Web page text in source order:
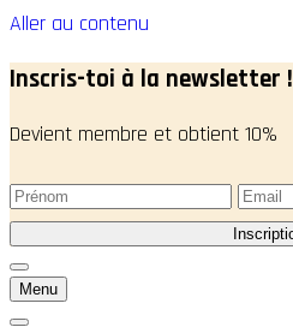
Aller au contenu
Inscris-toi à la newsletter !
Devient membre et obtient 10%
Menu